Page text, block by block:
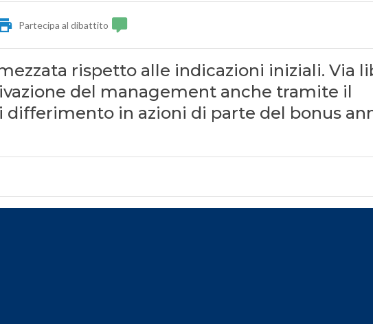
Partecipa al dibattito
rispetto alle indicazioni iniziali. Via
del management anche tramite il
differimento in azioni di parte del bonus